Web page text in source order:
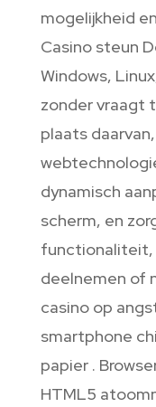
mogelijkheid
Casino steun
Windows,
zonder vraagt
plaats
dynamisch
scherm, en
functionaliteit,
deelnemen of
casino op
smartphone
papier .
HTML5